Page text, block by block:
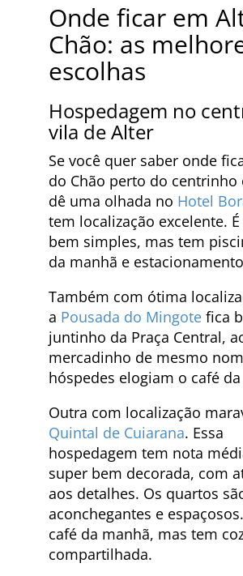
Onde ficar em
Chão: as
escolhas
Hospedagem no
vila de Alter
Se você quer saber onde
do Chão perto do centrinho
dê uma olhada no Hotel
tem localização excelente.
bem simples, mas tem
da manhã e
Também com ótima
a Pousada do Mingote fica
juntinho da Praça Central,
mercadinho de mesmo
hóspedes elogiam o café
Outra com localização
Quintal de Cuiarana. Essa
hospedagem tem nota
super bem decorada, com
aos detalhes. Os quartos
aconchegantes e
café da manhã, mas tem
compartilhada.